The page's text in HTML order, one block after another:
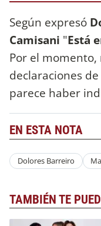
Según expresó
Camisani "Está
Por el
declaraciones
parece haber
EN ESTA NOTA
Dolores Barreiro
TAMBIÉN TE